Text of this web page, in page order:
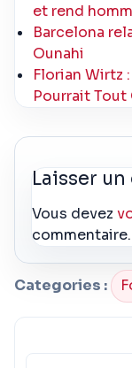
et rend
Barcelona
Ounahi
Florian Wirtz
Pourrait Tout
Laisser
Vous devez
commentaire.
Categories :